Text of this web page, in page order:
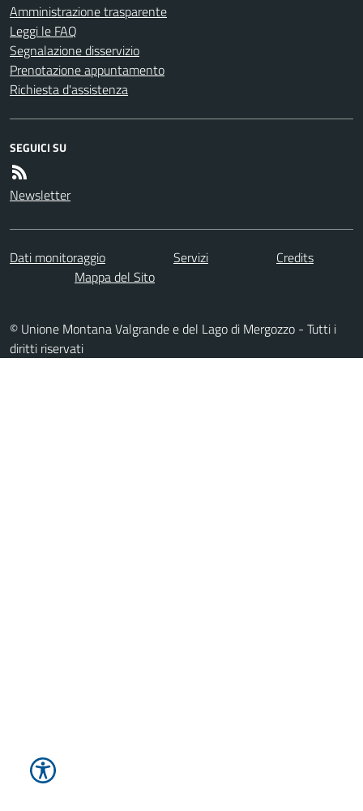
Amministrazione trasparente
Leggi le FAQ
Segnalazione disservizio
Prenotazione appuntamento
Richiesta d'assistenza
SEGUICI SU
Newsletter
Dati monitoraggio Servizi
Credits
Mappa del Sito
© Unione Montana Valgrande e del Lago di Mergozzo - Tutti i
diritti riservati